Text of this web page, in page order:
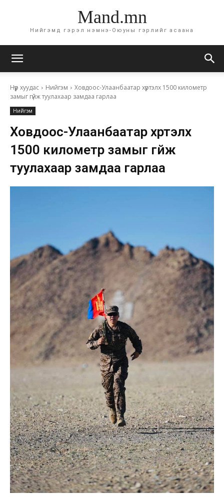
Mand.mn
Нийгэмд гэрэл нэмнэ-Оюуны гэрлийг асаана
Нүүр хуудас Нийгэм
Ховдоос-Улаанбаатар хүртэлх 1500 километр
замыг гүйж туулахаар замдаа гарлаа
Нийгэм
Ховдоос-Улаанбаатар хүртэлх
1500 километр замыг гүйж
туулахаар замдаа гарлаа